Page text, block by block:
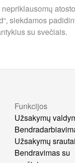
siekdamos
su svečiais.
Funkcijos
Užsakymų
Užsakymų srautai
Bendravimas su